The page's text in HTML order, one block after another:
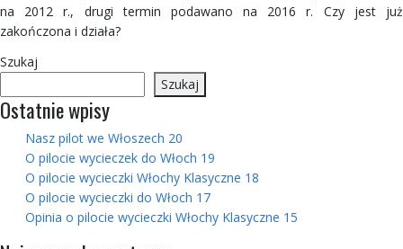
na 2012 r., drugi termin podawano na 2016 r. Czy jest już
zakończona i działa?
Szukaj
Szukaj
Ostatnie wpisy
Nasz pilot we Włoszech 20
O pilocie wycieczek do Włoch 19
O pilocie wycieczki Włochy Klasyczne 18
O pilocie wycieczki do Włoch 17
Opinia o pilocie wycieczki Włochy Klasyczne 15